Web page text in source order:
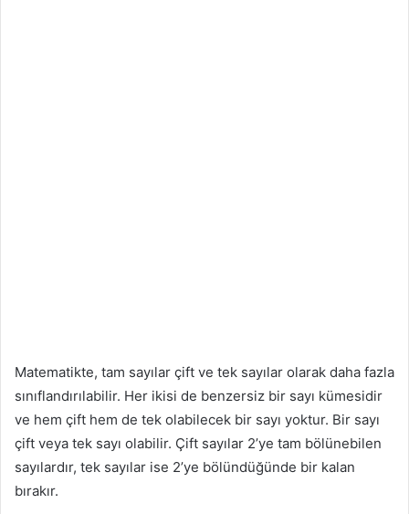
Matematikte, tam sayılar çift ve tek sayılar olarak daha fazla
sınıflandırılabilir. Her ikisi de benzersiz bir sayı kümesidir
ve hem çift hem de tek olabilecek bir sayı yoktur. Bir sayı
çift veya tek sayı olabilir. Çift sayılar 2’ye tam bölünebilen
sayılardır, tek sayılar ise 2’ye bölündüğünde bir kalan
bırakır.